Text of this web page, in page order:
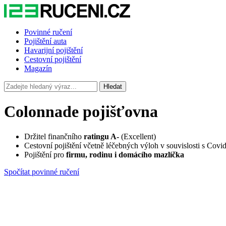
Povinné ručení
Pojištění auta
Havarijní pojištění
Cestovní pojištění
Magazín
Hledat
Colonnade pojišťovna
Držitel finančního ratingu A- (Excellent)
Cestovní pojištění včetně léčebných výloh v souvislosti s
Pojištění pro firmu, rodinu i domácího mazlíčka
Spočítat povinné ručení